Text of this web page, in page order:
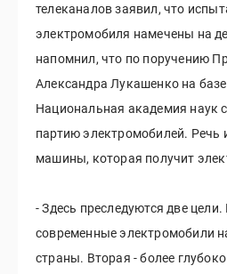
телеканалов заявил, что
электромобиля намечены на
напомнил, что по поручению
Александра Лукашенко на
Национальная академия наук
партию электромобилей. Речь
машины, которая получит
- Здесь преследуются две
современные электромобили
страны. Вторая - более